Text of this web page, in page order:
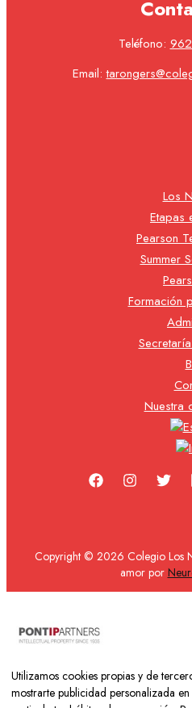
Teléfono:
Email:
Los
Etapas
Pearson
Summer
Formación
Nuestra
Copyright © 2026 Colegio Los
amor por
Utilizamos cookies propias y de
mostrarte publicidad personalizada